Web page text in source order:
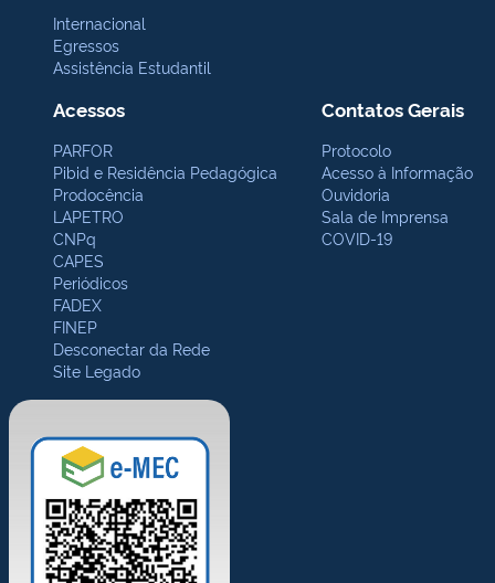
Internacional
Egressos
Assistência Estudantil
Acessos
PARFOR
Pibid e Residência Pedagógica
Prodocência
LAPETRO
CNPq
CAPES
Periódicos
FADEX
FINEP
Desconectar da Rede
Site Legado
Contatos Gerais
Protocolo
Acesso à Informação
Ouvidoria
Sala de Imprensa
COVID-19